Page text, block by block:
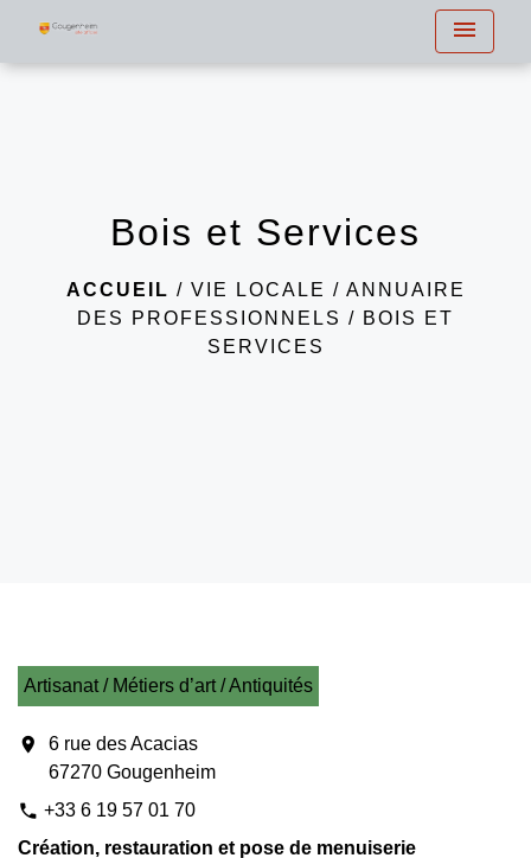
menu
Bois et Services
ACCUEIL / VIE LOCALE / ANNUAIRE
DES PROFESSIONNELS / BOIS ET
SERVICES
Artisanat / Métiers d’art / Antiquités
location_on
6 rue des Acacias
67270 Gougenheim
phone +33 6 19 57 01 70
Création, restauration et pose de menuiserie